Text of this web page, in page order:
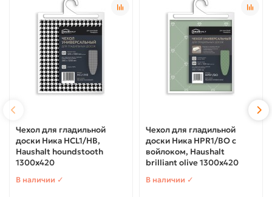
Чехол для гладильной
доски Ника HCL1/HB,
Haushalt houndstooth
1300х420
В наличии ✓
Чехол для гладильной
доски Ника HPR1/BO с
войлоком, Haushalt
brilliant olive 1300х420
В наличии ✓